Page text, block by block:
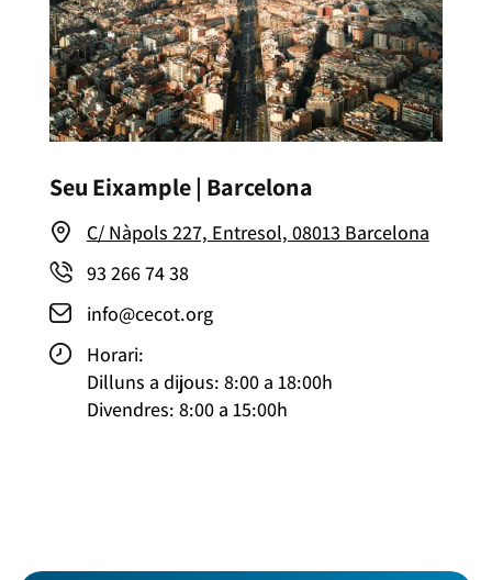
Seu Eixample | Barcelona
C/ Nàpols 227, Entresol, 08013 Barcelona
93 266 74 38
info@cecot.org
Horari:
Dilluns a dijous: 8:00 a 18:00h
Divendres: 8:00 a 15:00h